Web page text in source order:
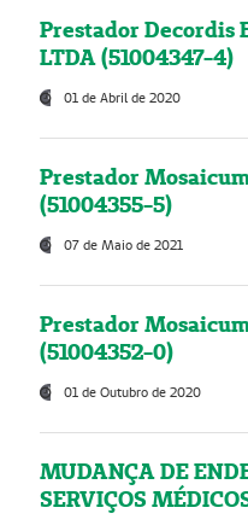
Prestador Decordis
LTDA (51004347-4)
01 de Abril de 2020
Prestador
(51004355-5)
07 de Maio de 2021
Prestador
(51004352-0)
01 de Outubro de 2020
MUDANÇA DE
SERVIÇOS